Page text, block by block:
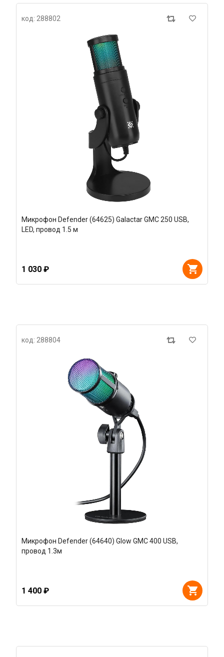
код: 288802
Микрофон Defender (64625) Galactar GMC 250 USB,
LED, провод 1.5 м
1 030 ₽
код: 288804
Микрофон Defender (64640) Glow GMC 400 USB,
провод 1.3м
1 400 ₽